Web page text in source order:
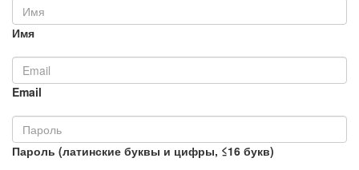
Имя
Email
Пароль (латинские буквы и цифры, ≤16 букв)